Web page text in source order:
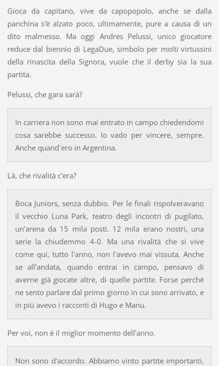
Gioca da capitano, vive da capopopolo, anche se dalla
panchina s'è alzato poco, ultimamente, pure a causa di un
dito malmesso. Ma oggi Andres Pelussi, unico giocatore
reduce dal biennio di LegaDue, simbolo per molti virtussini
della rinascita della Signora, vuole che il derby sia la sua
partita.
Pelussi, che gara sarà?
In carriera non sono mai entrato in campo chiedendomi
cosa sarebbe successo. Io vado per vincere, sempre.
Anche quand´ero in Argentina.
Là, che rivalità c'era?
Boca Juniors, senza dubbio. Per le finali rispolveravano
il vecchio Luna Park, teatro degli incontri di pugilato,
un'arena da 15 mila posti. 12 mila erano nostri, una
serie la chiudemmo 4-0. Ma una rivalità che si vive
come qui, tutto l'anno, non l'avevo mai vissuta. Anche
se all'andata, quando entrai in campo, pensavo di
averne già giocate altre, di quelle partite. Forse perché
ne sento parlare dal primo giorno in cui sono arrivato, e
in più avevo i racconti di Hugo e Manu.
Per voi, non è il miglior momento dell'anno.
Non sono d'accordo. Abbiamo vinto partite importanti,